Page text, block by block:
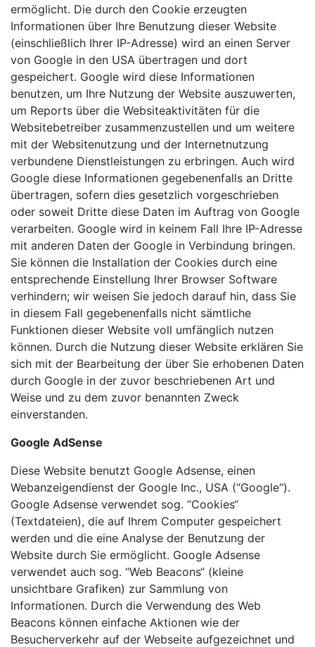
ermöglicht. Die durch den Cookie erzeugten
Informationen über Ihre Benutzung dieser Website
(einschließlich Ihrer IP-Adresse) wird an einen Server
von Google in den USA übertragen und dort
gespeichert. Google wird diese Informationen
benutzen, um Ihre Nutzung der Website auszuwerten,
um Reports über die Websiteaktivitäten für die
Websitebetreiber zusammenzustellen und um weitere
mit der Websitenutzung und der Internetnutzung
verbundene Dienstleistungen zu erbringen. Auch wird
Google diese Informationen gegebenenfalls an Dritte
übertragen, sofern dies gesetzlich vorgeschrieben
oder soweit Dritte diese Daten im Auftrag von Google
verarbeiten. Google wird in keinem Fall Ihre IP-Adresse
mit anderen Daten der Google in Verbindung bringen.
Sie können die Installation der Cookies durch eine
entsprechende Einstellung Ihrer Browser Software
verhindern; wir weisen Sie jedoch darauf hin, dass Sie
in diesem Fall gegebenenfalls nicht sämtliche
Funktionen dieser Website voll umfänglich nutzen
können. Durch die Nutzung dieser Website erklären Sie
sich mit der Bearbeitung der über Sie erhobenen Daten
durch Google in der zuvor beschriebenen Art und
Weise und zu dem zuvor benannten Zweck
einverstanden.
Google AdSense
Diese Website benutzt Google Adsense, einen
Webanzeigendienst der Google Inc., USA (“Google“).
Google Adsense verwendet sog. “Cookies“
(Textdateien), die auf Ihrem Computer gespeichert
werden und die eine Analyse der Benutzung der
Website durch Sie ermöglicht. Google Adsense
verwendet auch sog. “Web Beacons“ (kleine
unsichtbare Grafiken) zur Sammlung von
Informationen. Durch die Verwendung des Web
Beacons können einfache Aktionen wie der
Besucherverkehr auf der Webseite aufgezeichnet und